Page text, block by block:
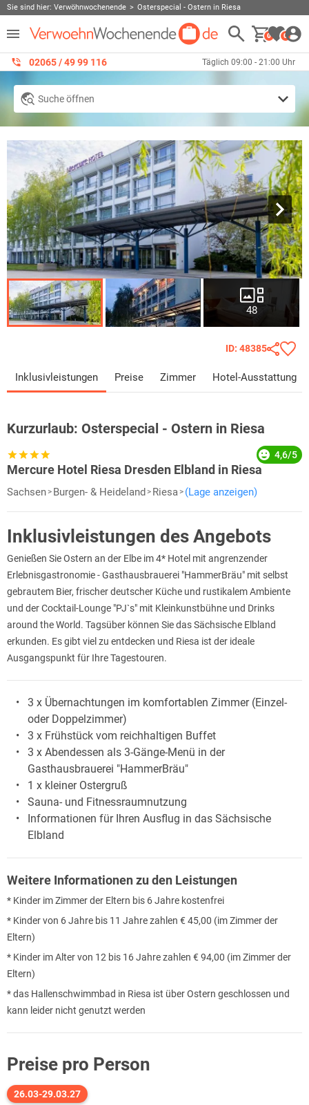
Sie sind hier: Verwöhnwochenende Osterspecial - Ostern in Riesa
0 0
02065 / 49 ‌99 116 Täglich 09:00 - 21:00 Uhr
Suche öffnen
48
ID: 48385
Inklusivleistungen Preise Zimmer Hotel-Ausstattung
Kurzurlaub: Osterspecial - Ostern in Riesa
Mercure Hotel Riesa Dresden Elbland in Riesa
4,6/5
Sachsen Burgen- & Heideland Riesa (Lage anzeigen)
Inklusivleistungen des Angebots
Genießen Sie Ostern an der Elbe im 4* Hotel mit angrenzender
Erlebnisgastronomie - Gasthausbrauerei "HammerBräu" mit selbst
gebrautem Bier, frischer deutscher Küche und rustikalem Ambiente
und der Cocktail-Lounge "PJ`s" mit Kleinkunstbühne und Drinks
around the World. Tagsüber können Sie das Sächsische Elbland
erkunden. Es gibt viel zu entdecken und Riesa ist der ideale
Ausgangspunkt für Ihre Tagestouren.
3 x Übernachtungen im komfortablen Zimmer (Einzel-
oder Doppelzimmer)
3 x Frühstück vom reichhaltigen Buffet
3 x Abendessen als 3-Gänge-Menü in der
Gasthausbrauerei "HammerBräu"
1 x kleiner Ostergruß
Sauna- und Fitnessraumnutzung
Informationen für Ihren Ausflug in das Sächsische
Elbland
Weitere Informationen zu den Leistungen
* Kinder im Zimmer der Eltern bis 6 Jahre kostenfrei
* Kinder von 6 Jahre bis 11 Jahre zahlen € 45,00 (im Zimmer der
Eltern)
* Kinder im Alter von 12 bis 16 Jahre zahlen € 94,00 (im Zimmer der
Eltern)
* das Hallenschwimmbad in Riesa ist über Ostern geschlossen und
kann leider nicht genutzt werden
Preise pro Person
26.03-29.03.27